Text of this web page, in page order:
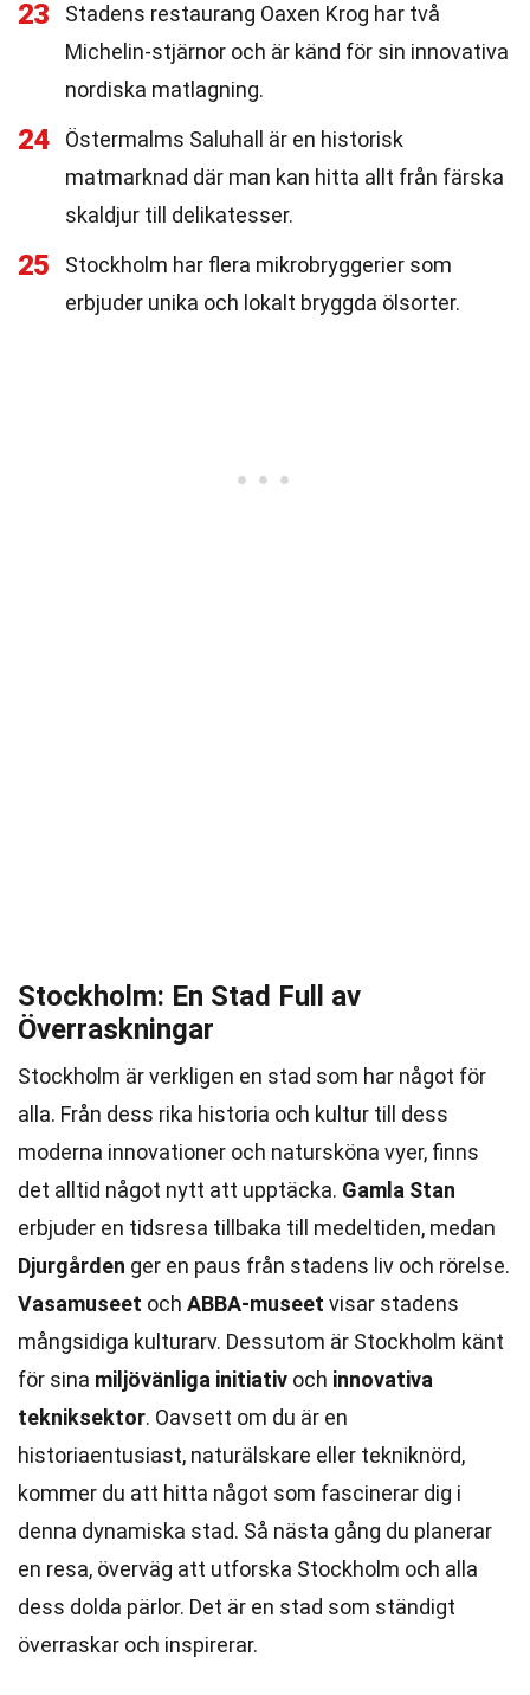
23
Stadens restaurang Oaxen Krog har två
Michelin-stjärnor och är känd för sin innovativa
nordiska matlagning.
24
Östermalms Saluhall är en historisk
matmarknad där man kan hitta allt från färska
skaldjur till delikatesser.
25
Stockholm har flera mikrobryggerier som
erbjuder unika och lokalt bryggda ölsorter.
Stockholm: En Stad Full av
Överraskningar
Stockholm är verkligen en stad som har något för
alla. Från dess rika historia och kultur till dess
moderna innovationer och natursköna vyer, finns
det alltid något nytt att upptäcka. Gamla Stan
erbjuder en tidsresa tillbaka till medeltiden, medan
Djurgården ger en paus från stadens liv och rörelse.
Vasamuseet och ABBA-museet visar stadens
mångsidiga kulturarv. Dessutom är Stockholm känt
för sina miljövänliga initiativ och innovativa
tekniksektor. Oavsett om du är en
historiaentusiast, naturälskare eller tekniknörd,
kommer du att hitta något som fascinerar dig i
denna dynamiska stad. Så nästa gång du planerar
en resa, överväg att utforska Stockholm och alla
dess dolda pärlor. Det är en stad som ständigt
överraskar och inspirerar.